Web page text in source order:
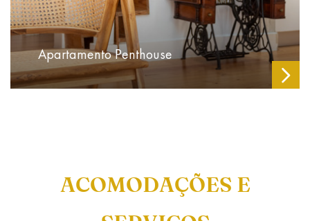
Apartamento Penthouse
ACOMODAÇÕES E